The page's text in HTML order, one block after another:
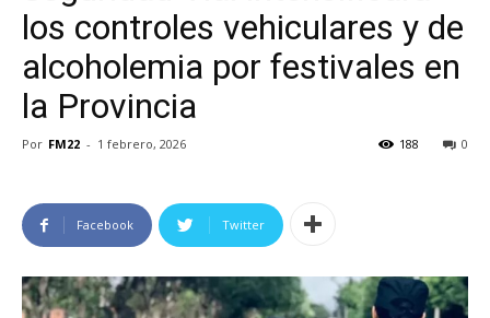
los controles vehiculares y de
alcoholemia por festivales en
la Provincia
Por FM22 - 1 febrero, 2026 0
188
Facebook Twitter